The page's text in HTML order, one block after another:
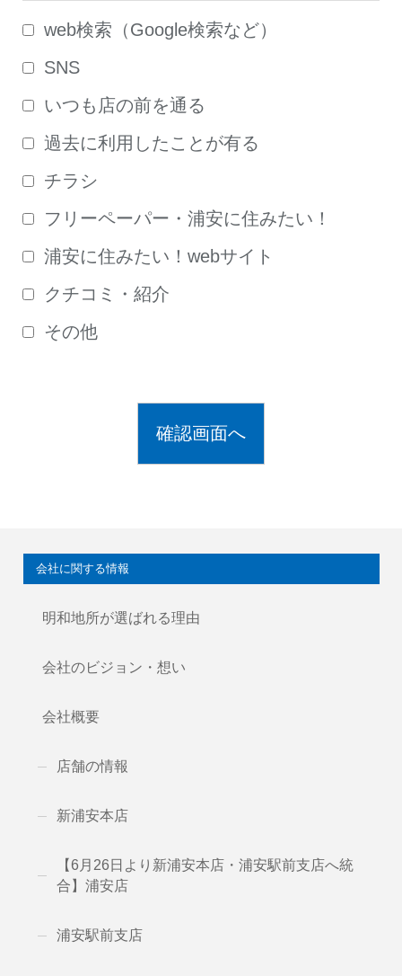
web検索（Google検索など）
SNS
いつも店の前を通る
過去に利用したことが有る
チラシ
フリーペーパー・浦安に住みたい！
浦安に住みたい！webサイト
クチコミ・紹介
その他
会社に関する情報
明和地所が選ばれる理由
会社のビジョン・想い
会社概要
店舗の情報
新浦安本店
【6月26日より新浦安本店・浦安駅前支店へ統
合】浦安店
浦安駅前支店